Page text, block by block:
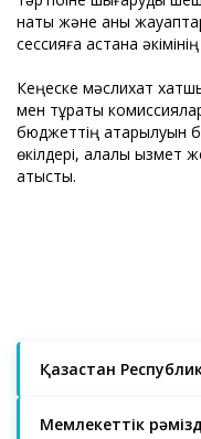
Қазақстан
Мемлекеттік
нақты және анық
сессияға астана
Кеңеске мәслихат
мен тұрақты
бюджеттің атқарылуын
өкілдері, қалалық
қатысты.